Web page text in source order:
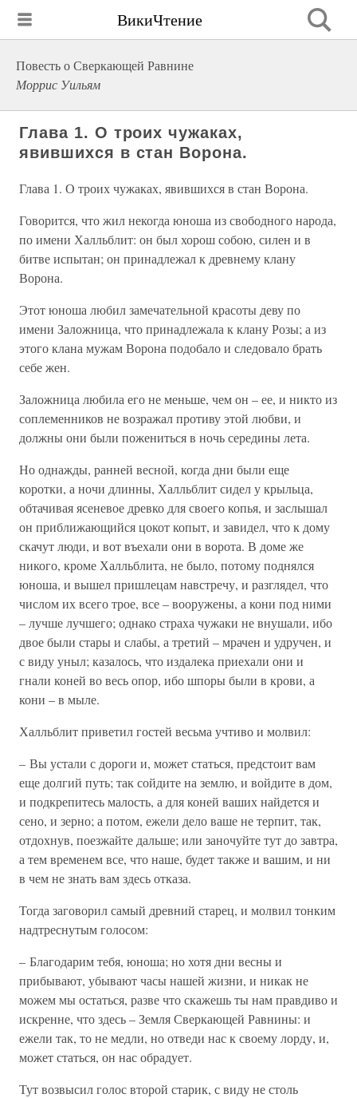
ВикиЧтение
Повесть о Сверкающей Равнине
Моррис Уильям
Глава 1. О троих чужаках,
явившихся в стан Ворона.
Глава 1. О троих чужаках, явившихся в стан Ворона.
Говорится, что жил некогда юноша из свободного народа,
по имени Халльблит: он был хорош собою, силен и в
битве испытан; он принадлежал к древнему клану
Ворона.
Этот юноша любил замечательной красоты деву по
имени Заложница, что принадлежала к клану Розы; а из
этого клана мужам Ворона подобало и следовало брать
себе жен.
Заложница любила его не меньше, чем он – ее, и никто из
соплеменников не возражал противу этой любви, и
должны они были пожениться в ночь середины лета.
Но однажды, ранней весной, когда дни были еще
коротки, а ночи длинны, Халльблит сидел у крыльца,
обтачивая ясеневое древко для своего копья, и заслышал
он приближающийся цокот копыт, и завидел, что к дому
скачут люди, и вот въехали они в ворота. В доме же
никого, кроме Халльблита, не было, потому поднялся
юноша, и вышел пришлецам навстречу, и разглядел, что
числом их всего трое, все – вооружены, а кони под ними
– лучше лучшего; однако страха чужаки не внушали, ибо
двое были стары и слабы, а третий – мрачен и удручен, и
с виду уныл; казалось, что издалека приехали они и
гнали коней во весь опор, ибо шпоры были в крови, а
кони – в мыле.
Халльблит приветил гостей весьма учтиво и молвил:
– Вы устали с дороги и, может статься, предстоит вам
еще долгий путь; так сойдите на землю, и войдите в дом,
и подкрепитесь малость, а для коней ваших найдется и
сено, и зерно; а потом, ежели дело ваше не терпит, так,
отдохнув, поезжайте дальше; или заночуйте тут до завтра,
а тем временем все, что наше, будет также и вашим, и ни
в чем не знать вам здесь отказа.
Тогда заговорил самый древний старец, и молвил тонким
надтреснутым голосом:
– Благодарим тебя, юноша; но хотя дни весны и
прибывают, убывают часы нашей жизни, и никак не
можем мы остаться, разве что скажешь ты нам правдиво и
искренне, что здесь – Земля Сверкающей Равнины: и
ежели так, то не медли, но отведи нас к своему лорду, и,
может статься, он нас обрадует.
Тут возвысил голос второй старик, с виду не столь